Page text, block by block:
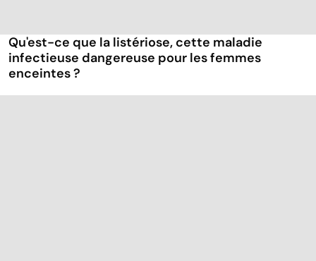
Qu'est-ce que la listériose, cette maladie
infectieuse dangereuse pour les femmes
enceintes ?